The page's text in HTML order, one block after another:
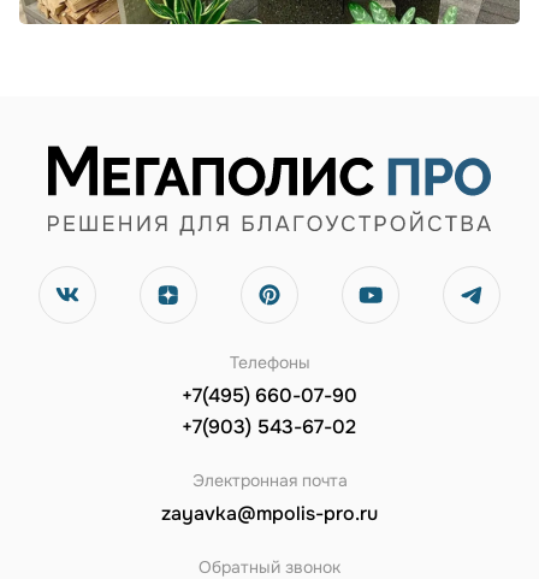
Телефоны
+7(495) 660-07-90
+7(903) 543-67-02
Электронная почта
zayavka@mpolis-pro.ru
Обратный звонок